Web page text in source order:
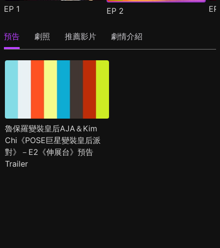
EP 1 EP 2
預告 劇照 推薦影片 劇情介紹
魯保羅變裝皇后AJA＆Kim
Chi《POSE巨星變裝皇后派
對》－E2《伸展台》預告
Trailer